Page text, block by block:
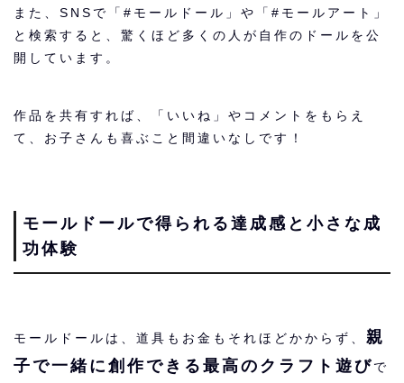
また、SNSで「#モールドール」や「#モールアート」
と検索すると、驚くほど多くの人が自作のドールを公
開しています。
作品を共有すれば、「いいね」やコメントをもらえ
て、お子さんも喜ぶこと間違いなしです！
モールドールで得られる達成感と小さな成
功体験
モールドールは、道具もお金もそれほどかからず、 親
子で一緒に創作できる最高のクラフト遊びで